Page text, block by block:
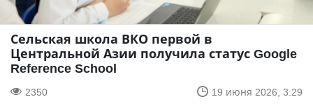
Сельская школа ВКО первой в
Центральной Азии получила статус Google
Reference School
2350 19 июня 2026, 3:29